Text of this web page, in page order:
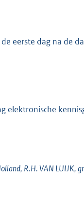
eerste dag na de
elektronische
R.H. VAN LUIJK,